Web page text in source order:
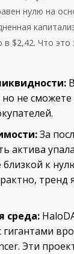
нулю на
в $2,42. Что это
не
За
актива
близкой к
тренд
среда:
гигантами
Эти